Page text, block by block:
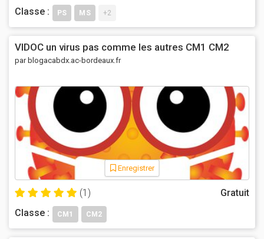
Classe :
PS MS +2
VIDOC un virus pas comme les autres CM1 CM2
par blogacabdx.ac-bordeaux.fr
Enregistrer
(1)
Gratuit
Classe :
CM1 CM2